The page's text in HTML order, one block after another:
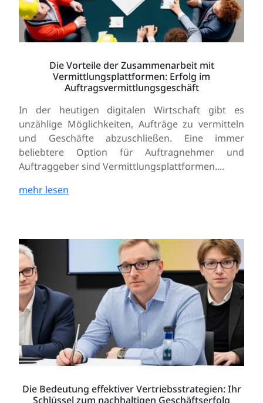
Die Vorteile der Zusammenarbeit mit
Vermittlungsplattformen: Erfolg im
Auftragsvermittlungsgeschäft
In der heutigen digitalen Wirtschaft gibt es
unzählige Möglichkeiten, Aufträge zu vermitteln
und Geschäfte abzuschließen. Eine immer
beliebtere Option für Auftragnehmer und
Auftraggeber sind Vermittlungsplattformen....
mehr lesen
Die Bedeutung effektiver Vertriebsstrategien: Ihr
Schlüssel zum nachhaltigen Geschäftserfolg